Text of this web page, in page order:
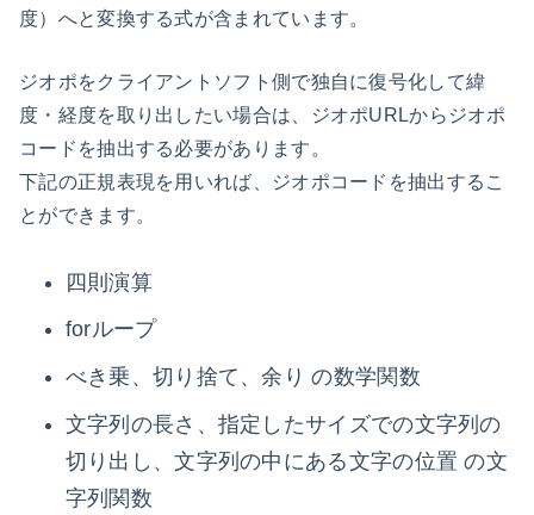
度）へと変換する式が含まれています。
ジオポをクライアントソフト側で独自に復号化して緯
度・経度を取り出したい場合は、ジオポURLからジオポ
コードを抽出する必要があります。
下記の正規表現を用いれば、ジオポコードを抽出するこ
とができます。
四則演算
forループ
べき乗、切り捨て、余り の数学関数
文字列の長さ、指定したサイズでの文字列の
切り出し、文字列の中にある文字の位置 の文
字列関数